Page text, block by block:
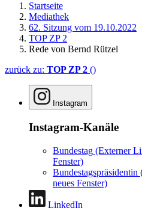
Startseite
Mediathek
62. Sitzung vom 19.10.2022
TOP ZP 2
Rede von Bernd Rützel
zurück zu: TOP ZP 2 ()
Instagram
Instagram-Kanäle
Bundestag (Externer
Fenster)
Bundestagspräsidentin
neues Fenster)
LinkedIn